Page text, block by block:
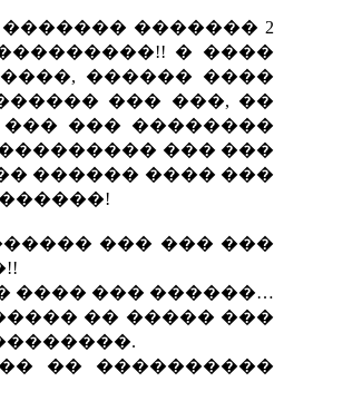
������� 2
� ����
������ ����
��� ���, ��
��� ��������
��� ���
������ ���� ���
��� ��� ���
���� ��� ������…
�� ����� ���
�� ����������